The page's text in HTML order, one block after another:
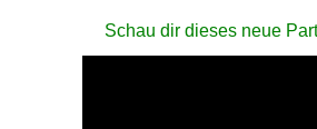
Schau dir dieses neue